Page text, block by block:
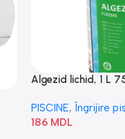
Algezid lichid, 1 L
PISCINE, Îngrijire
186 MDL